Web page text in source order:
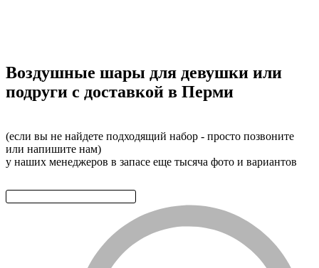
Воздушные шары для девушки или
подруги с доставкой в Перми
(если вы не найдете подходящий набор - просто позвоните
или напишите нам)
у наших менеджеров в запасе еще тысяча фото и вариантов